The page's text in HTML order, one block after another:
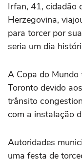
Irfan, 41, cidadão
Herzegovina,
para torcer por
seria um dia
A Copa do
Toronto devido
trânsito
com a instalação
Autoridades
uma festa de